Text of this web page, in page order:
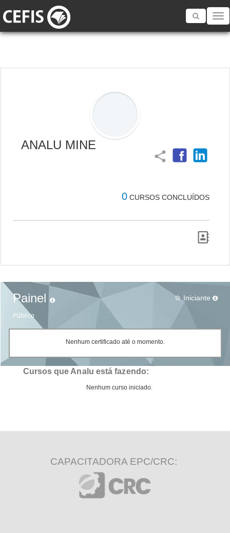
Toggle
ANALU MINE
share
0 CURSOS CONCLUÍDOS
Painel
Público
star_border Iniciante
Nenhum certificado até o momento.
Cursos que Analu está fazendo:
Nenhum curso iniciado.
CAPACITADORA EPC/CRC: